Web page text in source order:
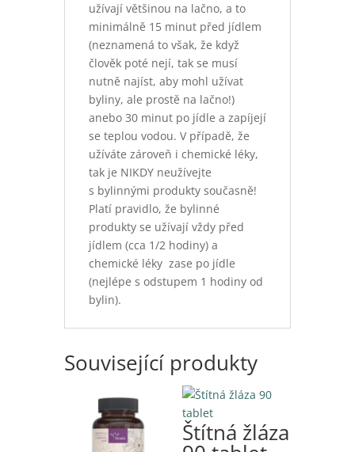
užívají většinou na lačno, a to
minimálně 15 minut před jídlem
(neznamená to však, že když
člověk poté nejí, tak se musí
nutně najíst, aby mohl užívat
byliny, ale prostě na lačno!)
anebo 30 minut po jídle a zapíjejí
se teplou vodou. V případě, že
užíváte zároveň i chemické léky,
tak je NIKDY neužívejte
s bylinnými produkty současně!
Platí pravidlo, že bylinné
produkty se užívají vždy před
jídlem (cca 1/2 hodiny) a
chemické léky zase po jídle
(nejlépe s odstupem 1 hodiny od
bylin).
Související produkty
Štítná žláza